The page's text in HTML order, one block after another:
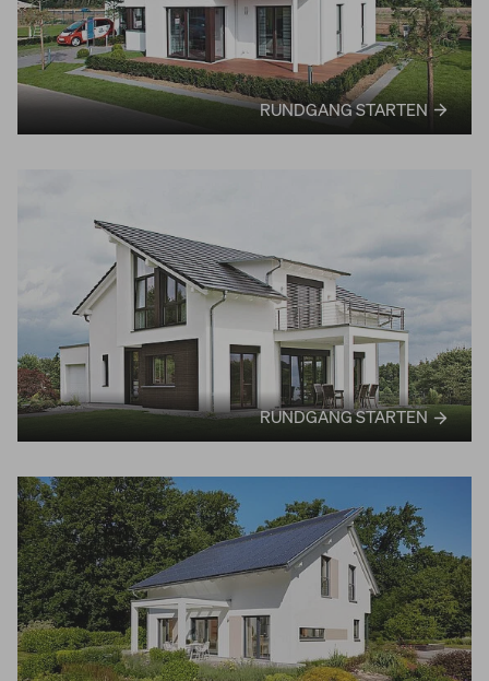
RUNDGANG STARTEN
RUNDGANG STARTEN